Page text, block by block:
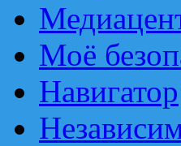
Моё
Навигатор